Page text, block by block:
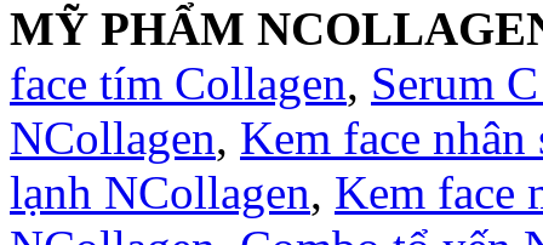
MỸ PHẨM
face tím Collagen, Serum
NCollagen, Kem face
lạnh NCollagen, Kem face